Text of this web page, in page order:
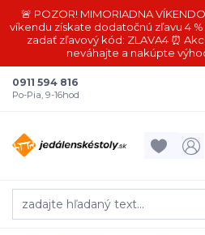
🚨 POZOR! MIMORIADNA
víkendu získate dodatočnú zľavu 4
zadať zľavový kód: ZLAVA4 ⏰
neváhajte a nakúpte
0911 594 816
Po-Pia, 9-16hod